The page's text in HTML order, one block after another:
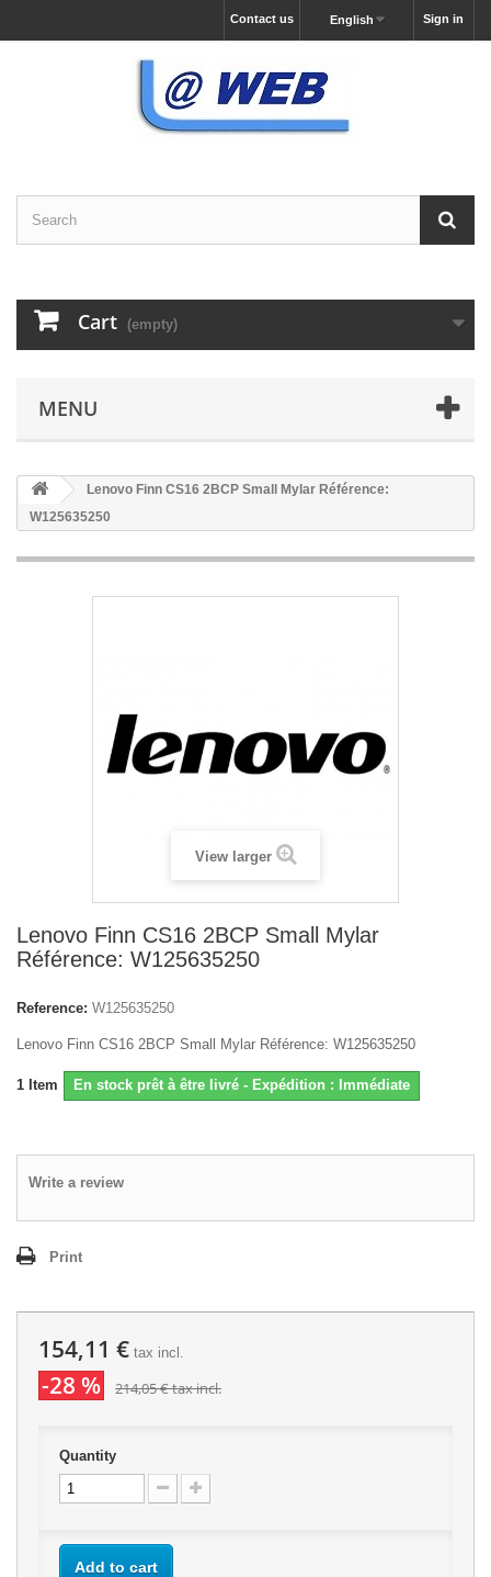
Sign in
English
Contact us
Cart (empty)
MENU
Lenovo Finn CS16 2BCP Small Mylar Référence:
W125635250
View larger
Lenovo Finn CS16 2BCP Small Mylar
Référence: W125635250
Reference: W125635250
Lenovo Finn CS16 2BCP Small Mylar Référence: W125635250
1 Item En stock prêt à être livré - Expédition : Immédiate
Write a review
Print
154,11 € tax incl.
-28 % 214,05 €tax incl.
Quantity
Add to cart